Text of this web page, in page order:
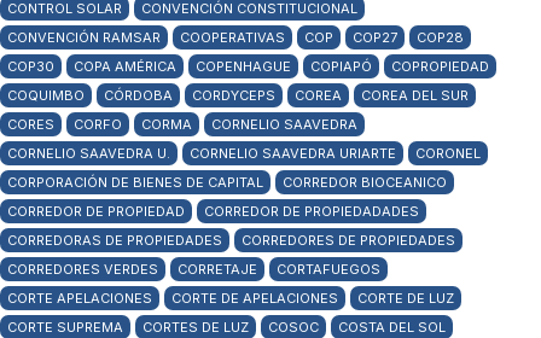
CONTROL SOLAR
CONVENCIÓN CONSTITUCIONAL
CONVENCIÓN RAMSAR
COOPERATIVAS COP COP27
COP28
COP30
COPA AMÉRICA COPENHAGUE COPIAPÓ
COPROPIEDAD
COQUIMBO
CÓRDOBA CORDYCEPS COREA
COREA DEL SUR
CORES
CORFO CORMA
CORNELIO SAAVEDRA
CORNELIO SAAVEDRA U.
CORNELIO SAAVEDRA URIARTE
CORONEL
CORPORACIÓN DE BIENES DE CAPITAL
CORREDOR BIOCEANICO
CORREDOR DE PROPIEDAD
CORREDOR DE PROPIEDADADES
CORREDORAS DE PROPIEDADES
CORREDORES DE PROPIEDADES
CORREDORES VERDES
CORRETAJE
CORTAFUEGOS
CORTE APELACIONES
CORTE DE APELACIONES
CORTE DE LUZ
CORTE SUPREMA
CORTES DE LUZ COSOC
COSTA DEL SOL